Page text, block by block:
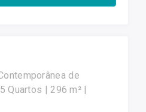
Quartos | 296 m² |